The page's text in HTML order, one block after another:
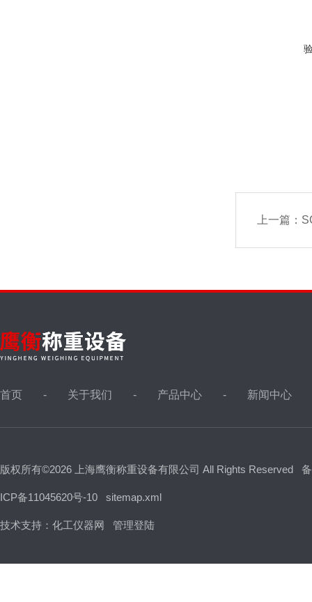
上一篇：
首页 关于我们 产品中心 新闻中心
版权所有©2026 上海鹰衡称重设备有限公司 All Rights Reserved
ICP备11045620号-10 sitemap.xml
技术支持： 化工仪器网 管理登陆